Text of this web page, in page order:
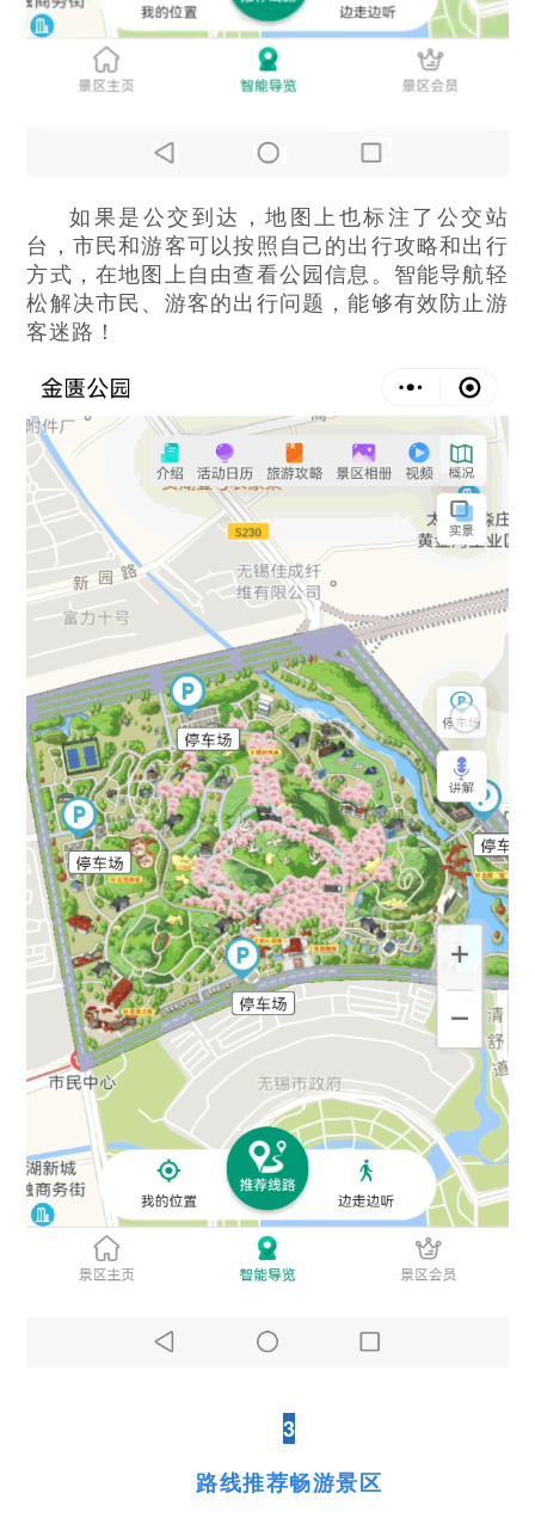
如果是公交到达，地图上也标注了公交站
台，市民和游客可以按照自己的出行攻略和出行
方式，在地图上自由查看公园信息。智能导航轻
松解决市民、游客的出行问题，能够有效防止游
客迷路！
3
路线推荐畅游景区